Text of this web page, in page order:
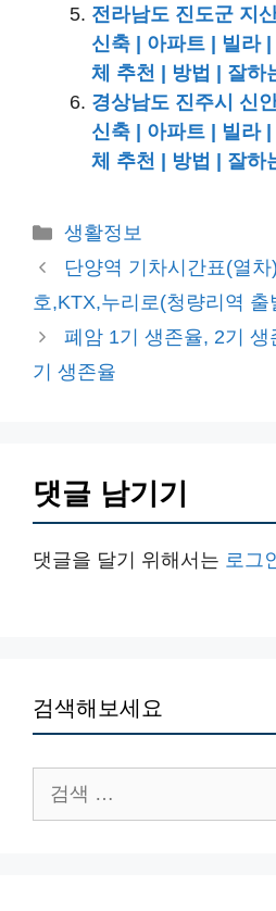
전라남도 진도군 지
신축 | 아파트 | 빌라
체 추천 | 방법 | 잘하
경상남도 진주시 신
신축 | 아파트 | 빌라
체 추천 | 방법 | 잘하
카
테
생활정보
단양역 기차시간표(열
호,KTX,누리로(청량리역 출
폐암 1기 생존율, 2기
기 생존율
댓글 남기기
댓글을 달기 위해서는 로그
검색해보세요
색: